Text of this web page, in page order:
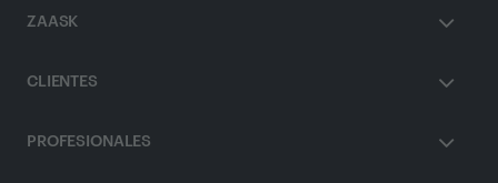
ZAASK
CLIENTES
PROFESIONALES